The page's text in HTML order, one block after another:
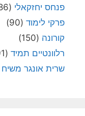
פנחס יחזקאלי (1,986)
פרקי לימוד (90)
קורונה (150)
רלוונטיים תמיד (4,091)
שרית אונגר משיח